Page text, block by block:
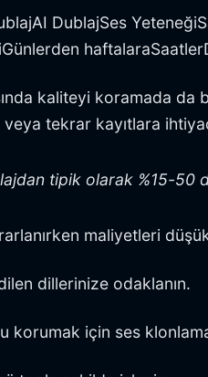
DublajSes
kaliteyi koramada da
tekrar kayıtlara
tipik olarak %15-
maliyetleri
dillerinize odaklanın.
korumak için ses